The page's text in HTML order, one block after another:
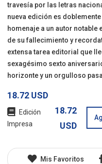
travesía por las letras
nueva edición es
homenaje a un autor notable
de su fallecimiento y
extensa tarea editorial que
sexagésimo sexto
horizonte y un orgulloso
18.72 USD
Edición
Impresa
18.72
USD
Mis Favoritos